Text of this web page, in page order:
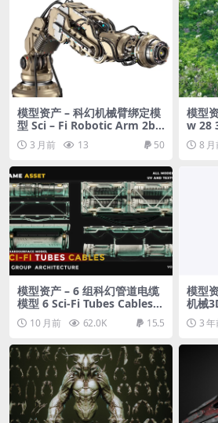
模型资产 – 科幻机械臂绑定模
型 Sci – Fi Robotic Arm 2b –
Rigged 3d Model
3 月前 13 50
模型
w 28
8
模型资产 – 6 组科幻管道电缆
模型 6 Sci-Fi Tubes Cables V
ol 0110 月前 62.0K 15.5
模型
机械
ace
3